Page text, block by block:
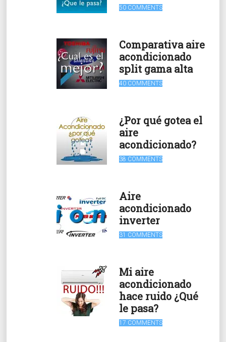
50 COMMENTS
Comparativa aire
acondicionado
split gama alta
40 COMMENTS
¿Por qué gotea el
aire
acondicionado?
38 COMMENTS
Aire
acondicionado
inverter
31 COMMENTS
Mi aire
acondicionado
hace ruido ¿Qué
le pasa?
17 COMMENTS